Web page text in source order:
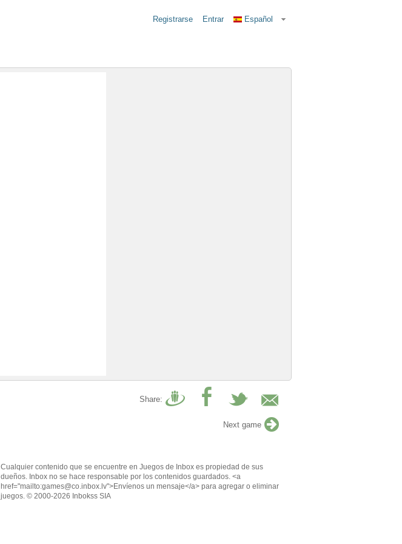
Registrarse Entrar Español
Share:
Next game
Cualquier contenido que se encuentre en Juegos de Inbox es propiedad de sus
dueños. Inbox no se hace responsable por los contenidos guardados. <a
href="mailto:games@co.inbox.lv">Envíenos un mensaje</a> para agregar o eliminar
juegos. © 2000-2026 Inbokss SIA